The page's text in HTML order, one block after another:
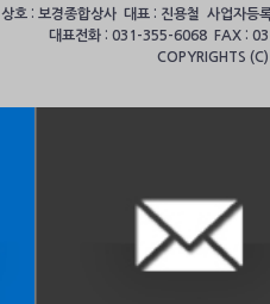
상호 : 보경종합상사 대표 : 진용철 사업자
대표전화 : 031-355-6068 FAX :
COPYRIGHTS (C)